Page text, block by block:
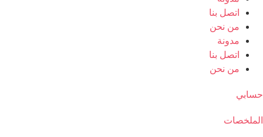
اتصل بنا
من نحن
مدونة
اتصل بنا
من نحن
حسابي
الملخصات